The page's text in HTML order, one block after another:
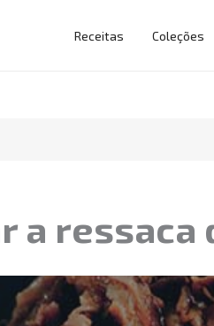
Receitas Coleções
a ressaca